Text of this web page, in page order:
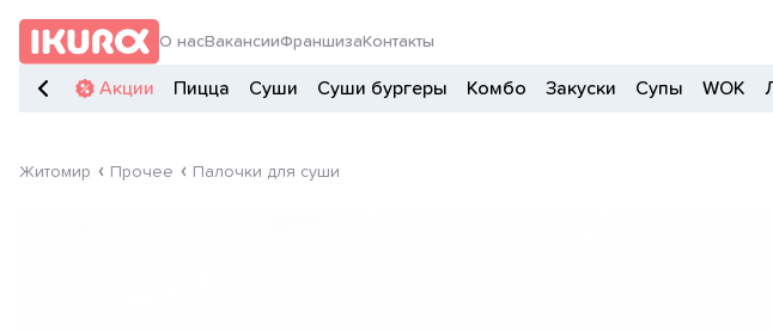
О насВакансииФраншиза Контакты
Акции Пицца Суши Суши бургеры Комбо Закуски Супы WOK
Житомир Прочее Палочки для суши